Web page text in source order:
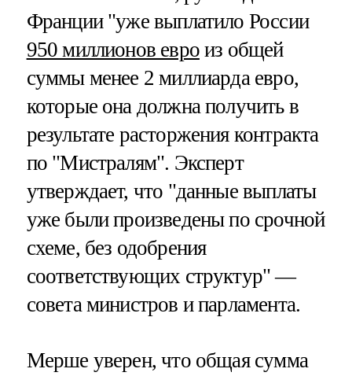
Франции "уже выплатило России
950 миллионов евроиз общей
суммы менее 2 миллиарда евро,
которые она должна получить в
результате расторжения контракта
по "Мистралям". Эксперт
утверждает, что "данные выплаты
уже были произведены по срочной
схеме, без одобрения
соответствующих структур" —
совета министров и парламента.
Мерше уверен, что общая сумма